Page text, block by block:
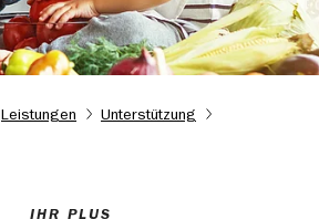
Leistungen
Unterstützung
IHR PLUS